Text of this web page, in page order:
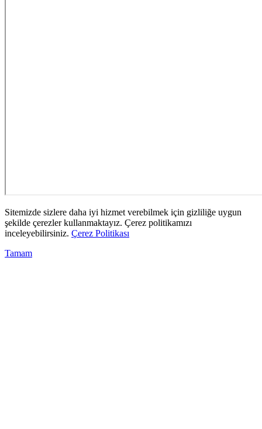
Sitemizde sizlere daha iyi hizmet verebilmek için gizliliğe uygun
şekilde çerezler kullanmaktayız. Çerez politikamızı
inceleyebilirsiniz. Çerez Politikası
Tamam